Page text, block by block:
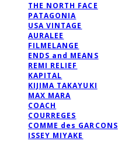
THE NORTH FACE
PATAGONIA
USA VINTAGE
AURALEE
FILMELANGE
ENDS and MEANS
REMI RELIEF
KAPITAL
KIJIMA TAKAYUKI
MAX MARA
COACH
COURREGES
COMME des GARCONS
ISSEY MIYAKE